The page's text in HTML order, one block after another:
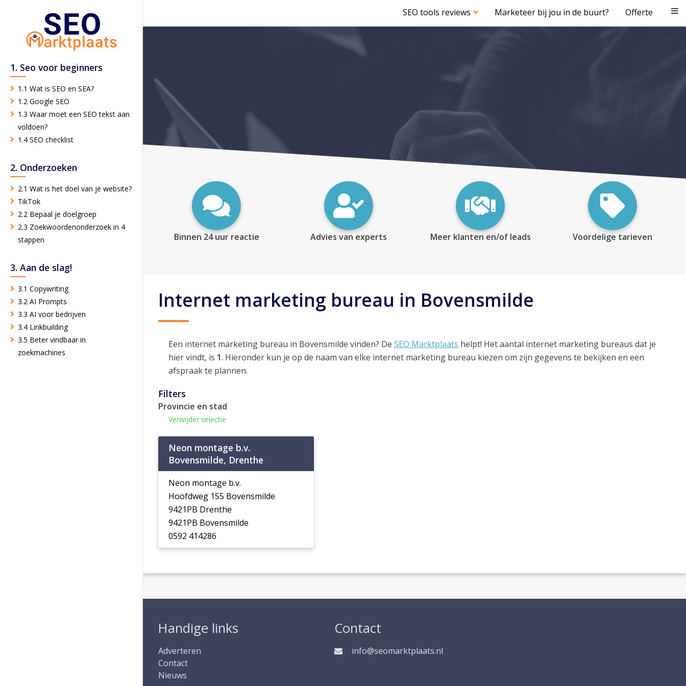
SEO tools reviews Marketeer bij jou in de buurt? Offerte
1. Seo voor beginners
1.1 Wat is SEO en SEA?
1.2 Google SEO
1.3 Waar moet een SEO tekst aan
voldoen?
1.4 SEO checklist
2. Onderzoeken
2.1 Wat is het doel van je website?
TikTok
2.2 Bepaal je doelgroep
2.3 Zoekwoordenonderzoek in 4
stappen
3. Aan de slag!
3.1 Copywriting
3.2 AI Prompts
3.3 AI voor bedrijven
3.4 Linkbuilding
3.5 Beter vindbaar in
zoekmachines
Binnen 24 uur reactie Advies van experts Meer klanten en/of leads Voordelige tarieven
Internet marketing bureau in Bovensmilde
Een internet marketing bureau in Bovensmilde vinden? De SEO Marktplaats helpt! Het aantal internet marketing bureaus dat je
hier vindt, is 1. Hieronder kun je op de naam van elke internet marketing bureau kiezen om zijn gegevens te bekijken en een
afspraak te plannen.
Filters
Provincie en stad
Verwijder selectie
Neon montage b.v.
Bovensmilde, Drenthe
Neon montage b.v.
Hoofdweg 155 Bovensmilde
9421PB Drenthe
9421PB Bovensmilde
0592 414286
Handige links
Adverteren
Contact
Nieuws
Contact
info@seomarktplaats.nl